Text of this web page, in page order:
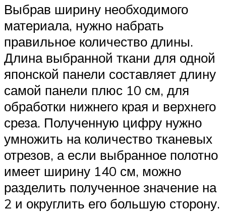
Выбрав ширину необходимого
материала, нужно набрать
правильное количество длины.
Длина выбранной ткани для одной
японской панели составляет длину
самой панели плюс 10 см, для
обработки нижнего края и верхнего
среза. Полученную цифру нужно
умножить на количество тканевых
отрезов, а если выбранное полотно
имеет ширину 140 см, можно
разделить полученное значение на
2 и округлить его большую сторону.